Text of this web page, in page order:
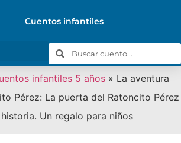
Cuentos infantiles
infantiles 5 años » La aventura
Pérez: La puerta del Ratoncito Pérez
Un regalo para niños